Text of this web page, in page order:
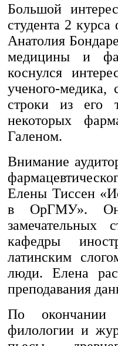
Большой
студента 2
Анатолия
медицины и
коснулся
ученого-медика,
строки из его
некоторых
Галеном.
Внимание
Елены Тиссен
в ОрГМУ».
кафедры
латинским
люди. Елена
преподавания
По окончании
филологии и